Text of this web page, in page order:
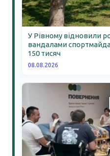
У Рівному відновили
вандалами
150 тисяч
08.08.2026